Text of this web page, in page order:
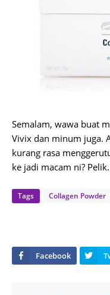
Semalam, wawa buat
Vivix dan minum juga.
kurang rasa
ke jadi macam ni?
Tags Collagen Powder